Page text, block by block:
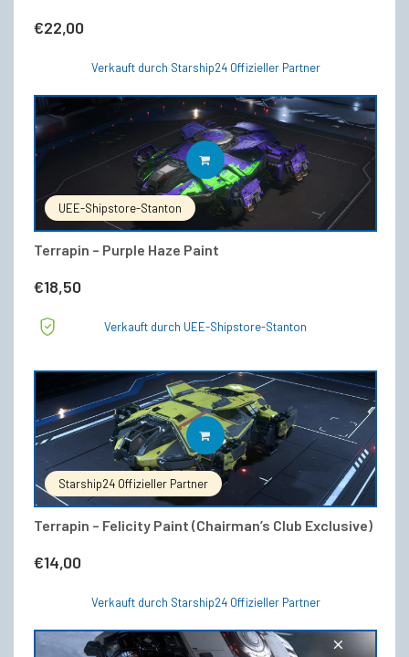
€22,00
Verkauft durch Starship24 Offizieller Partner
UEE-Shipstore-Stanton
Terrapin – Purple Haze Paint
€18,50
IN DEN WARENKORB
Verkauft durch UEE-Shipstore-Stanton
Starship24 Offizieller Partner
Terrapin – Felicity Paint (Chairman’s Club Exclusive)
€14,00
IN DEN WARENKORB
Verkauft durch Starship24 Offizieller Partner